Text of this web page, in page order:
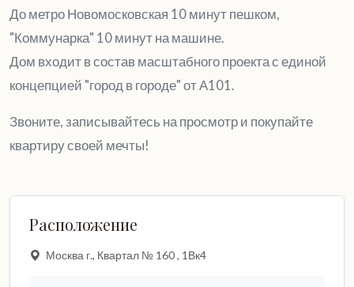
До метро Новомосковская 10 минут пешком,
"Коммунарка" 10 минут на машине.
Дом входит в состав масштабного проекта с единой
концепцией "город в городе" от А101.
Звоните, записывайтесь на просмотр и покупайте
квартиру своей мечты!
Расположение
Москва г., Квартал № 160 , 1Вк4